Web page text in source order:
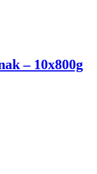
– 10x800g